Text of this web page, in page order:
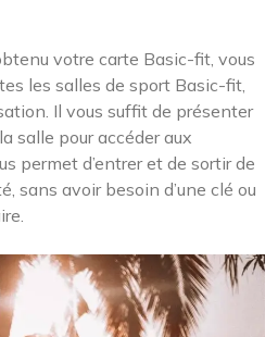
votre carte Basic-fit, vous
les salles de sport Basic-fit,
Il vous suffit de présenter
salle pour accéder aux
permet d’entrer et de sortir de
sans avoir besoin d’une clé ou